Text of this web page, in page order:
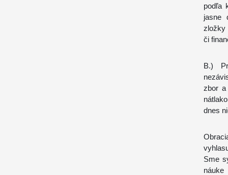
podľa
jasne
zložky
či
B.)
zbor a
dnes
Sme